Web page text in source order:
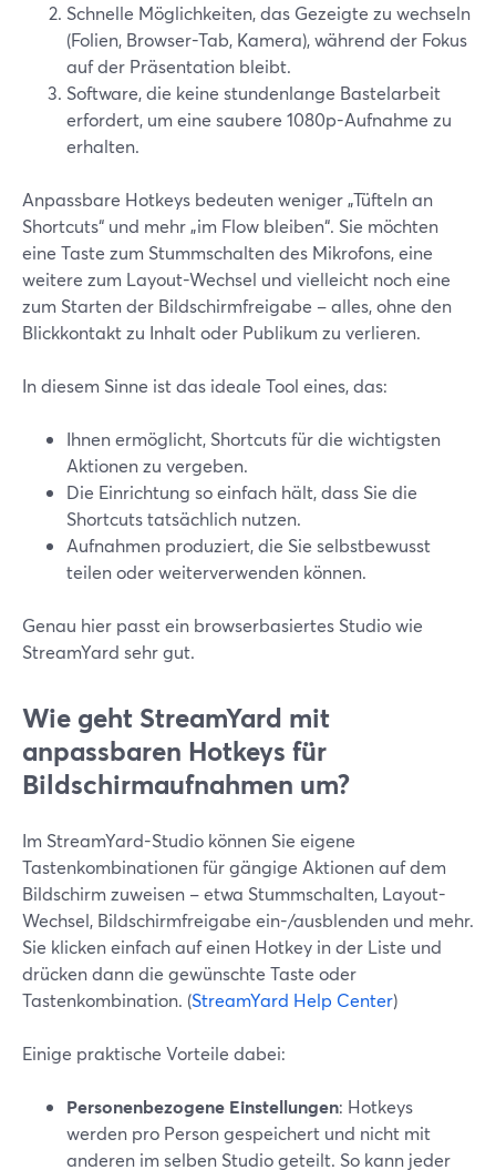
Schnelle Möglichkeiten, das Gezeigte zu wechseln
(Folien, Browser-Tab, Kamera), während der Fokus
auf der Präsentation bleibt.
Software, die keine stundenlange Bastelarbeit
erfordert, um eine saubere 1080p-Aufnahme zu
erhalten.
Anpassbare Hotkeys bedeuten weniger „Tüfteln an
Shortcuts“ und mehr „im Flow bleiben“. Sie möchten
eine Taste zum Stummschalten des Mikrofons, eine
weitere zum Layout-Wechsel und vielleicht noch eine
zum Starten der Bildschirmfreigabe – alles, ohne den
Blickkontakt zu Inhalt oder Publikum zu verlieren.
In diesem Sinne ist das ideale Tool eines, das:
Ihnen ermöglicht, Shortcuts für die wichtigsten
Aktionen zu vergeben.
Die Einrichtung so einfach hält, dass Sie die
Shortcuts tatsächlich nutzen.
Aufnahmen produziert, die Sie selbstbewusst
teilen oder weiterverwenden können.
Genau hier passt ein browserbasiertes Studio wie
StreamYard sehr gut.
Wie geht StreamYard mit
anpassbaren Hotkeys für
Bildschirmaufnahmen um?
Im StreamYard-Studio können Sie eigene
Tastenkombinationen für gängige Aktionen auf dem
Bildschirm zuweisen – etwa Stummschalten, Layout-
Wechsel, Bildschirmfreigabe ein-/ausblenden und mehr.
Sie klicken einfach auf einen Hotkey in der Liste und
drücken dann die gewünschte Taste oder
Tastenkombination. (StreamYard Help Center)
Einige praktische Vorteile dabei:
Personenbezogene Einstellungen: Hotkeys
werden pro Person gespeichert und nicht mit
anderen im selben Studio geteilt. So kann jeder